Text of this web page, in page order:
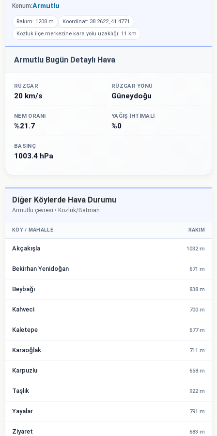
Konum:Armutlu
Rakım: 1208 m
Koordinat: 38.2622, 41.4771
Kozluk ilçe merkezine kara yolu uzaklığı: 11 km
Armutlu Bugün Detaylı Hava
RÜZGAR
20 km/s
RÜZGAR YÖNÜ
Güneydoğu
NEM ORANI
%21.7
YAĞIŞ İHTIMALI
%0
BASINÇ
1003.4 hPa
Diğer Köylerde Hava Durumu
Armutlu çevresi • Kozluk/Batman
KÖY / MAHALLE RAKIM
Akçakışla 1032 m
Bekirhan Yenidoğan 671 m
Beybağı 838 m
Kahveci 700 m
Kaletepe 677 m
Karaoğlak 711 m
Karpuzlu 658 m
Taşlık 922 m
Yayalar 791 m
Ziyaret 683 m